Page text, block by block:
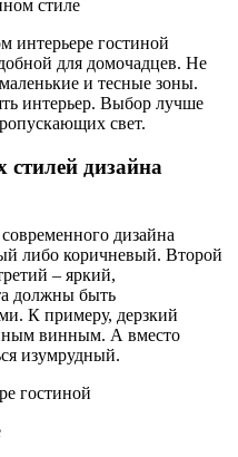
интерьере гостиной
для домочадцев. Не
и тесные зоны.
интерьер. Выбор лучше
свет.
дизайна
дизайна
либо коричневый. Второй
– яркий,
должны быть
К примеру, дерзкий
винным. А вместо
изумрудный.